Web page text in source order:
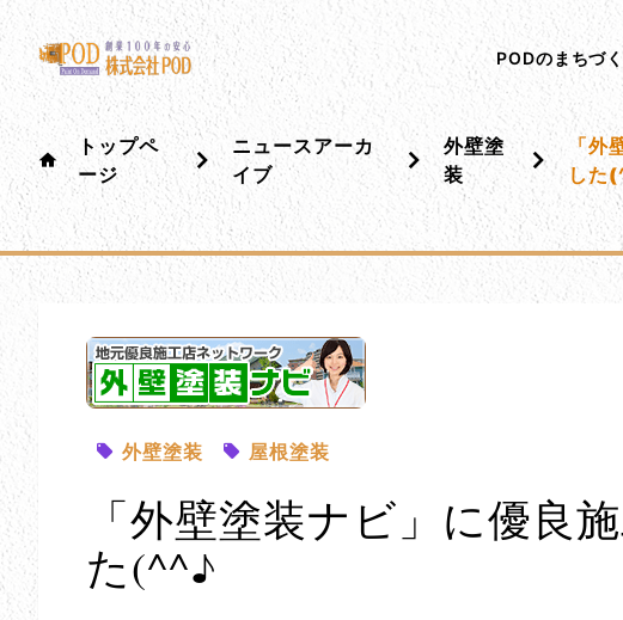
メインコンテンツにスキップ
株式会社ペイント・オン・デマンド
千葉の外壁塗装・屋根塗装なら創業100年の安心 ペイント･オ
PODのまちづ
トップペ
ージ
ニュースアーカ
イブ
外壁塗
装
「外
した
外壁塗装 屋根塗装
「外壁塗装ナビ」に優良
た(^^♪